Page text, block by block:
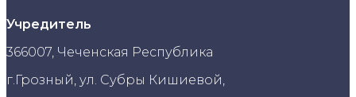
Учредитель
366007, Чеченская Республика
г.Грозный, ул. Субры Кишиевой,